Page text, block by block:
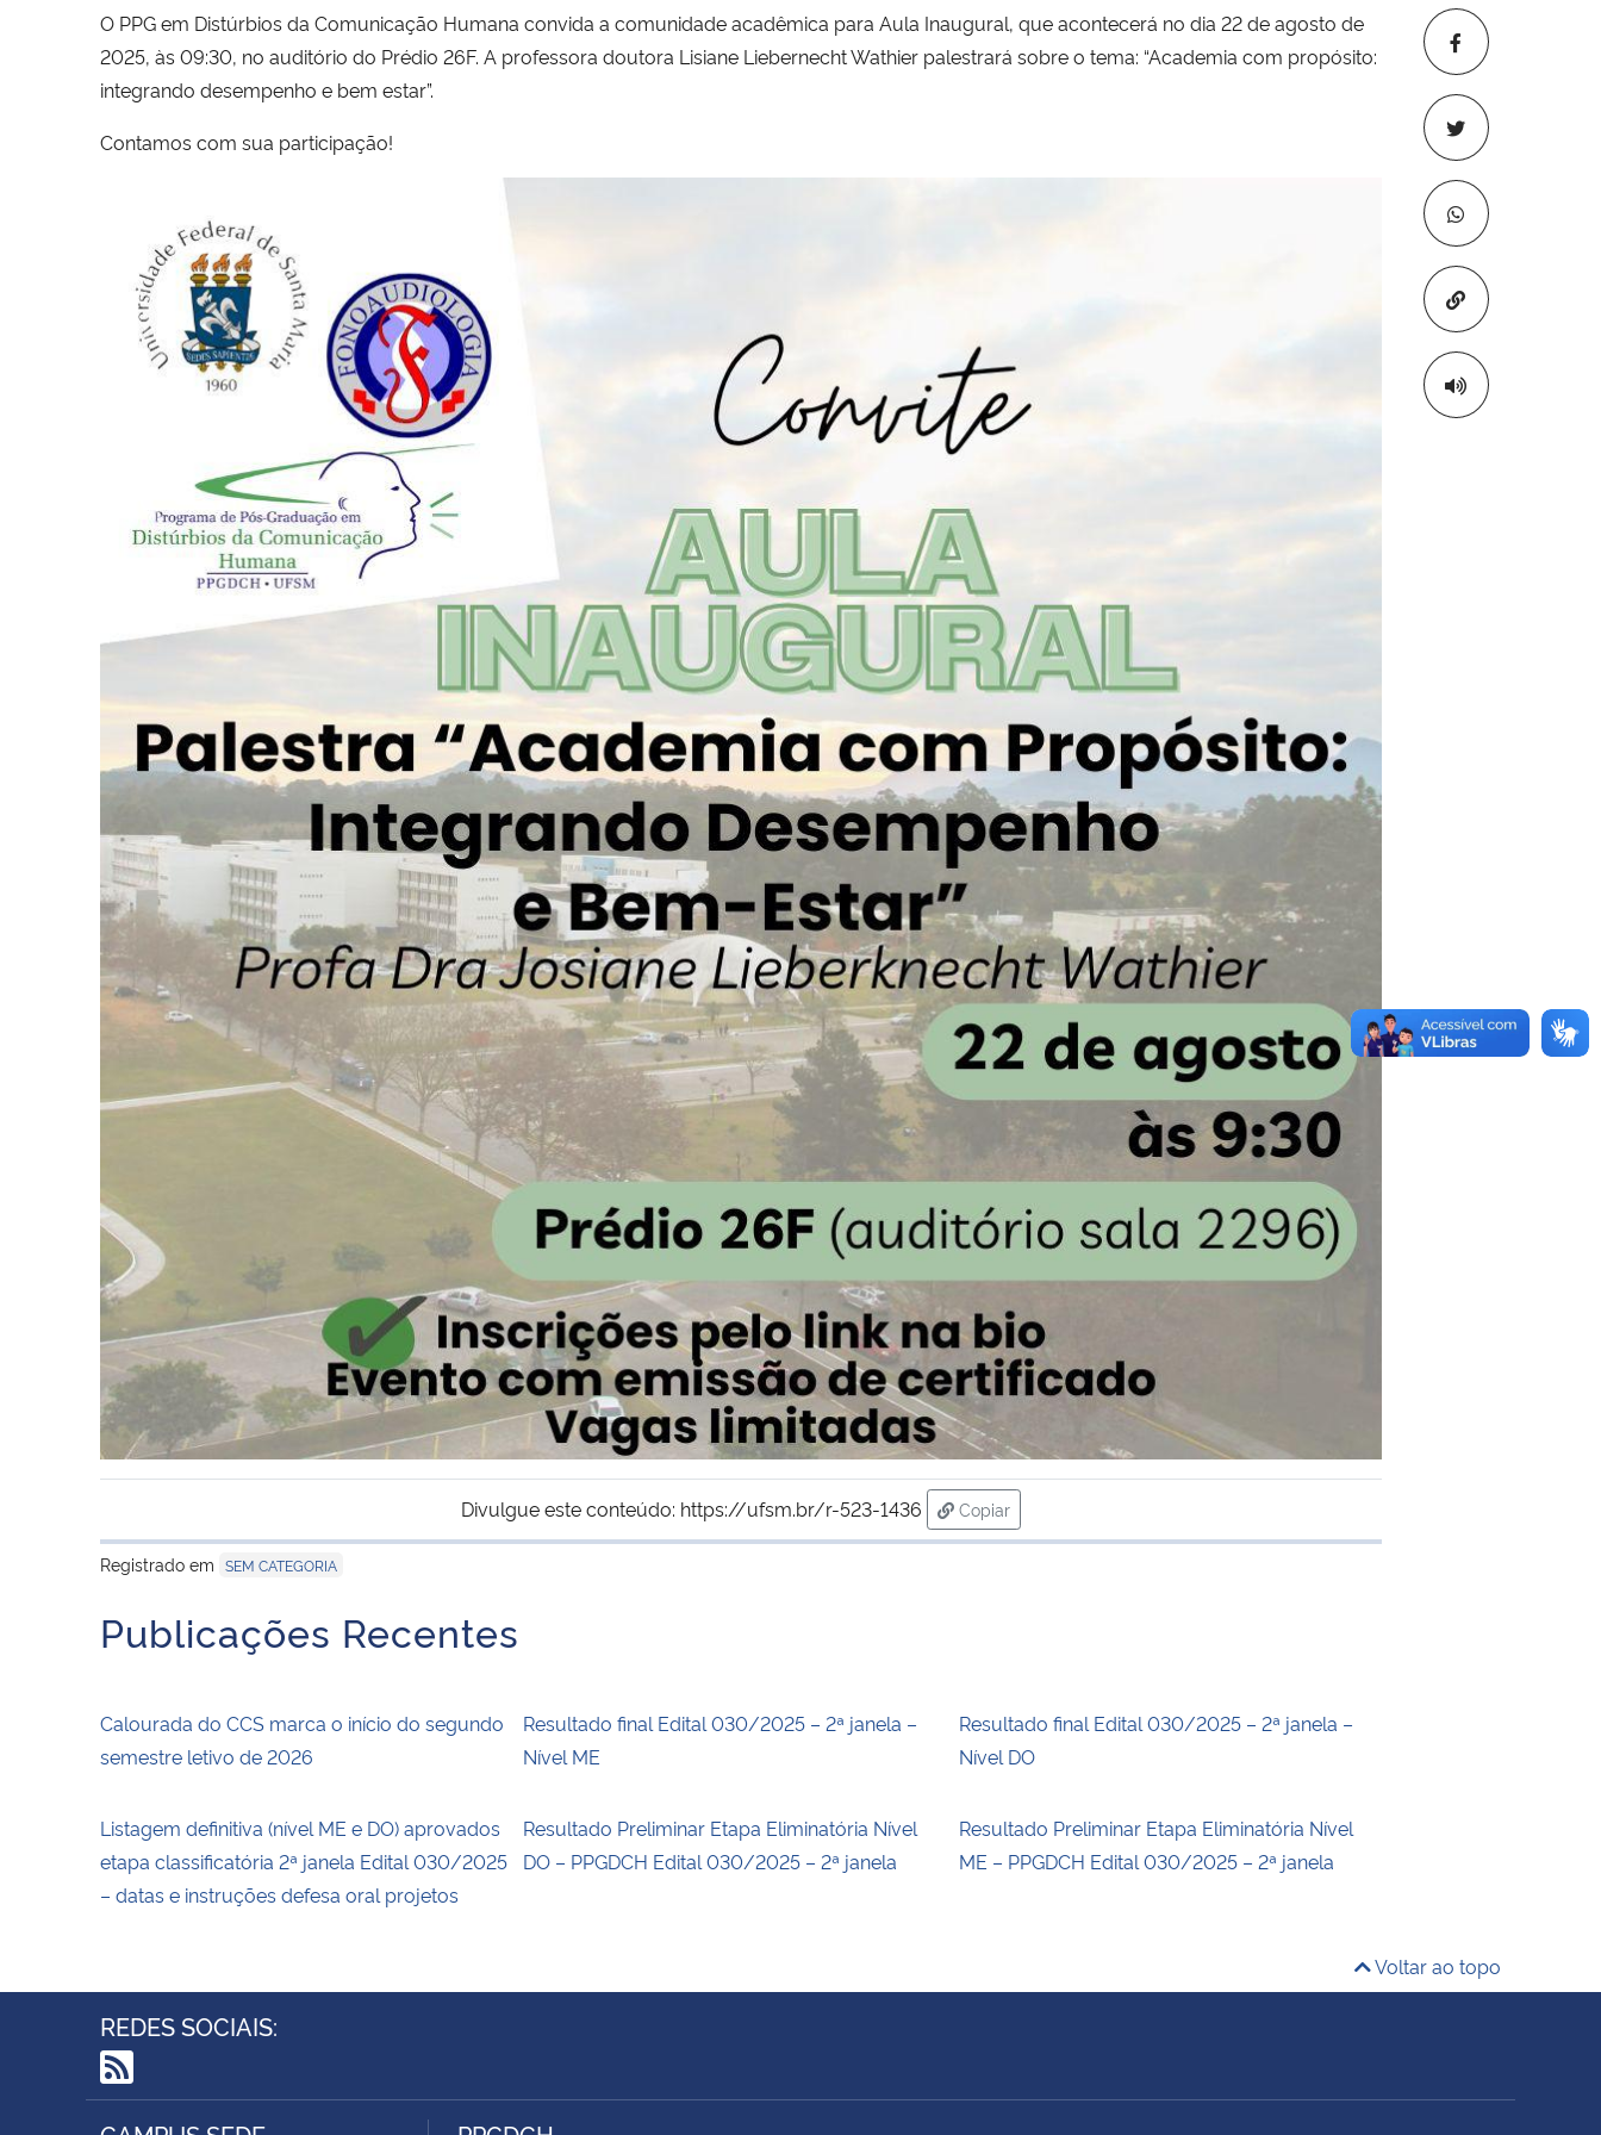
Copiar para
O PPG em Distúrbios da Comunicação Humana convida a comunidade acadêmica para Aula Inaugural, que acontecerá no dia 22 de agosto de
2025, às 09:30, no auditório do Prédio 26F. A professora doutora Lisiane Liebernecht Wathier palestrará sobre o tema: “Academia com propósito:
integrando desempenho e bem estar”.
Contamos com sua participação!
Divulgue este conteúdo: https://ufsm.br/r-523-1436
Copiar
para área de transferência
Registrado em SEM CATEGORIA
Publicações Recentes
Calourada do CCS marca o início do segundo
semestre letivo de 2026
Resultado final Edital 030/2025 – 2ª janela –
Nível ME
Resultado final Edital 030/2025 – 2ª janela –
Nível DO
Listagem definitiva (nível ME e DO) aprovados
etapa classificatória 2ª janela Edital 030/2025
– datas e instruções defesa oral projetos
Resultado Preliminar Etapa Eliminatória Nível
DO – PPGDCH Edital 030/2025 – 2ª janela
Resultado Preliminar Etapa Eliminatória Nível
ME – PPGDCH Edital 030/2025 – 2ª janela
Voltar ao topo
REDES SOCIAIS:
RSS